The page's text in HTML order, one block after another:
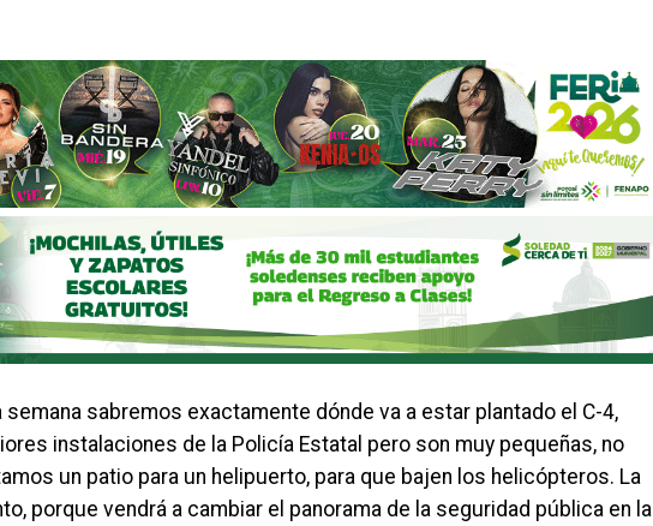
semana sabremos exactamente dónde va a estar plantado el C-4,
instalaciones de la Policía Estatal pero son muy pequeñas, no
un patio para un helipuerto, para que bajen los helicópteros. La
porque vendrá a cambiar el panorama de la seguridad pública en la